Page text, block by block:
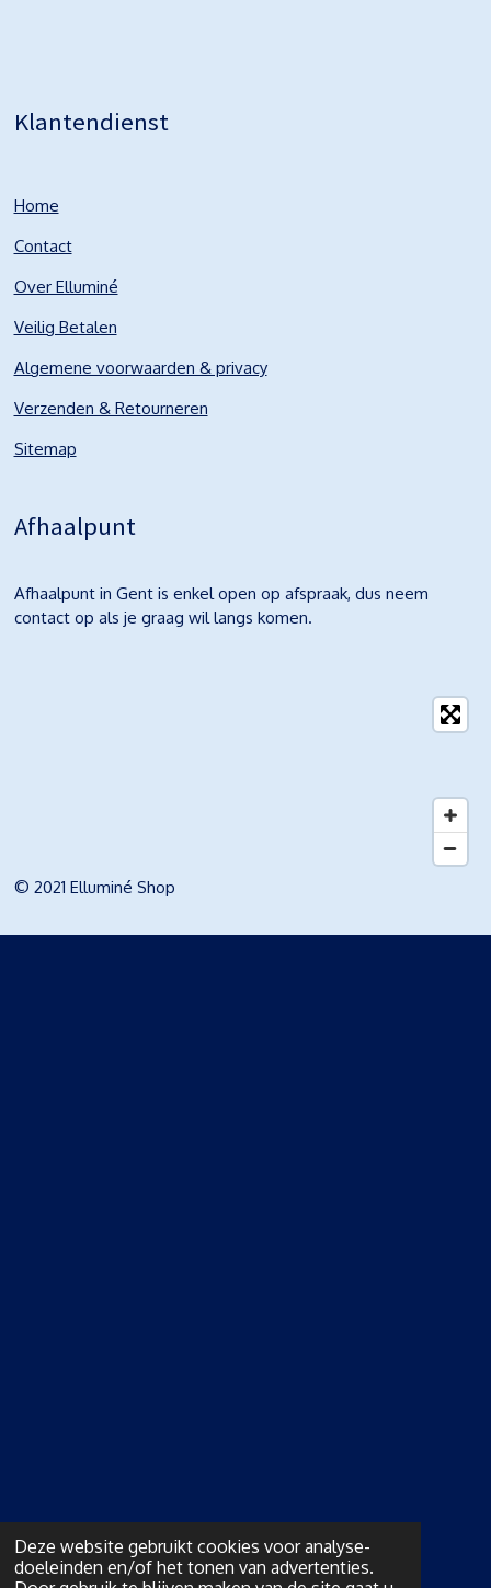
Deze website gebruikt cookies voor analyse-
doeleinden en/of het tonen van advertenties.
Klantendienst
Home
Contact
Over Elluminé
Veilig Betalen
Algemene voorwaarden & privacy
Verzenden & Retourneren
Sitemap
Afhaalpunt
Afhaalpunt in Gent is enkel open op afspraak, dus neem
contact op als je graag wil langs komen.
© 2021 Elluminé Shop